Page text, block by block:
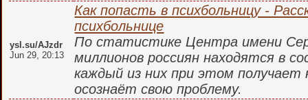
ysl.su/AJzdr
Jun 29, 20:13
Как попасть в психбольницу -
психбольнице
По статистике Центра имени
миллионов россиян находятся в
каждый из них при этом
осознаёт свою проблему.